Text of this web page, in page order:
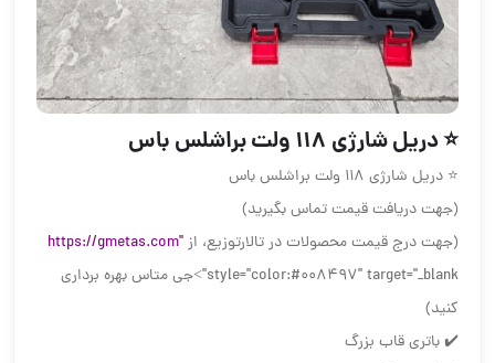
⭐️ دریل شارژی ۱۱۸ ولت براشلس باس
⭐️ دریل شارژی ۱۱۸ ولت براشلس باس
(جهت دریافت قیمت تماس بگیرید)
(جهت درج قیمت محصولات در تالارتوزیع، ازhttps://gmetas.com"
style="color:#008497" target="_blank">جی متاس بهره برداری
کنید)
✔️ باتری قاب بزرگ